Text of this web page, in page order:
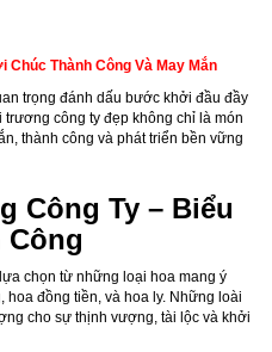
Chúc Thành Công Và May Mắn
trọng đánh dấu bước khởi đầu đầy
công ty đẹp không chỉ là món
thành công và phát triển bền vững
Công Ty – Biểu
Công
chọn từ những loại hoa mang ý
đồng tiền, và hoa ly. Những loài
cho sự thịnh vượng, tài lộc và khởi